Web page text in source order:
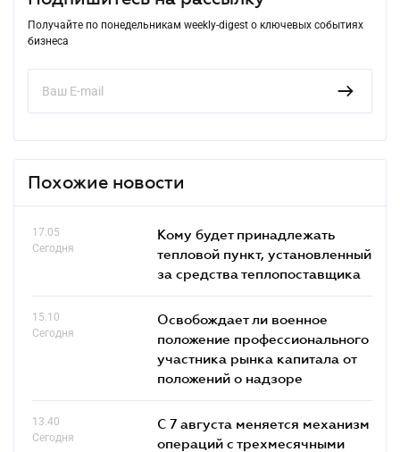
Получайте по понедельникам weekly-digest о ключевых событиях
бизнеса
Похожие новости
17.05
Сегодня
Кому будет принадлежать
тепловой пункт, установленный
за средства теплопоставщика
15.10
Сегодня
Освобождает ли военное
положение профессионального
участника рынка капитала от
положений о надзоре
13.40
Сегодня
С 7 августа меняется механизм
операций с трехмесячными